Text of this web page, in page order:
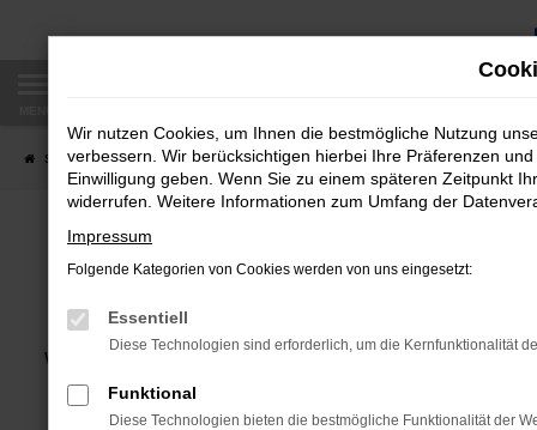
Zum
Startseite Unternehmen Karriere Ausbildung zum Kfz-Mechatroniker
Wir von BONGEN Auto & Service stehen mit über 30
Wir nutzen Cookies, um Ihnen die bestmögliche Nutzung
verbessern. Wir berücksichtigen hierbei Ihre Präferenzen
Einwilligung geben. Wenn Sie zu einem späteren Zeitpunkt
widerrufen. Weitere Informationen zum Umfang der
Impressum
Folgende Kategorien von Cookies werden von uns eingesetzt:
Essentiell
Diese Technologien sind erforderlich, um die Kernfunktionalität
Funktional
Diese Technologien bieten die bestmögliche Funktionalität der